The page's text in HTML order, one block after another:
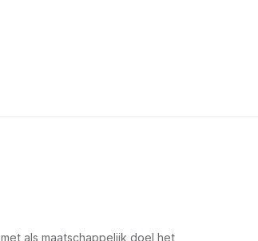
als maatschappelijk doel het